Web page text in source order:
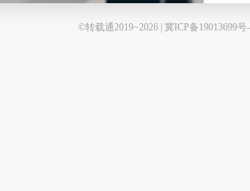
©转载通2019~2026 | 冀ICP备19013699号